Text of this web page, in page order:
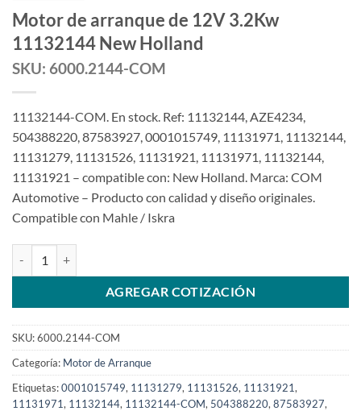
Motor de arranque de 12V 3.2Kw
11132144 New Holland
SKU: 6000.2144-COM
11132144-COM. En stock. Ref: 11132144, AZE4234,
504388220, 87583927, 0001015749, 11131971, 11132144,
11131279, 11131526, 11131921, 11131971, 11132144,
11131921 – compatible con: New Holland. Marca: COM
Automotive – Producto con calidad y diseño originales.
Compatible con Mahle / Iskra
AGREGAR COTIZACIÓN
SKU:6000.2144-COM
Categoría: Motor de Arranque
Etiquetas:0001015749, 11131279, 11131526, 11131921,
11131971, 11132144, 11132144-COM, 504388220, 87583927,